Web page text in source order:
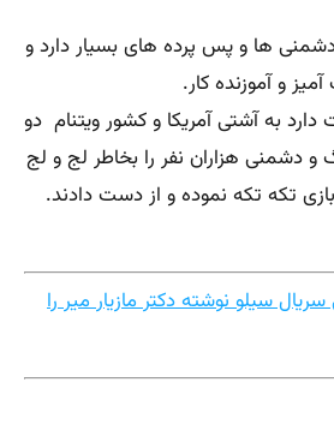
ها و پس پرده های بسیار دارد و
و آموزنده کار.
به آشتی آمریکا و کشور ویتنام دو
دشمنی هزاران نفر را بخاطر لج و لج
تکه تکه نموده و از دست دادند.
سیلو نوشته دکتر مازیار میر را